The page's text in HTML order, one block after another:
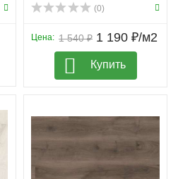
(0)
1 540 ₽
Цена: 1 190 ₽/м2
Купить